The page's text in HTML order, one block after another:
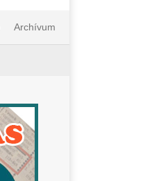
Archívum